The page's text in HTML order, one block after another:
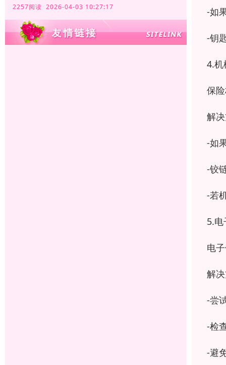
2257阅读 2026-04-03 10:27:17 -如
-钥
4.机
保
解
-如
-铰
-若
5.
电
解
-尝
-检
-避